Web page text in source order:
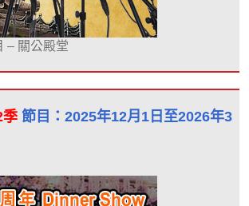
– 關公殿堂
季 節目：2025年12月1日至2026年3